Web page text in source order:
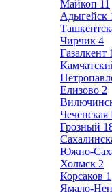
Майкоп 11
Адыгейск
Чирчик 4
Газалкент 1
Елизово 2
Чеченская
Грозный
Южно-
Холмск 2
Корсаков 1
Ямало-